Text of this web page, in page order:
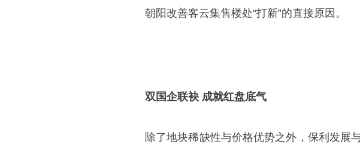
朝阳改善客云集售楼处“打新”的直接原因。
双国企联袂 成就红盘底气
除了地块稀缺性与价格优势之外，保利发展